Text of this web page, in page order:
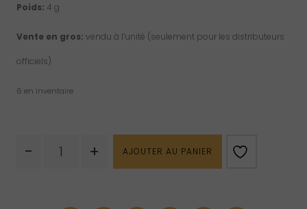
Poids: 4 g
Vente en gros: vendu à l’unité (seulement pour les distributeurs
officiels).
6 en inventaire
-
de
+ AJOUTER AU PANIER